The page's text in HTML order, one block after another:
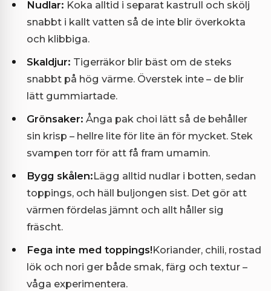
Nudlar: Koka alltid i separat kastrull och skölj
snabbt i kallt vatten så de inte blir överkokta
och klibbiga.
Skaldjur: Tigerräkor blir bäst om de steks
snabbt på hög värme. Överstek inte – de blir
lätt gummiartade.
Grönsaker: Ånga pak choi lätt så de behåller
sin krisp – hellre lite för lite än för mycket. Stek
svampen torr för att få fram umamin.
Bygg skålen:Lägg alltid nudlar i botten, sedan
toppings, och häll buljongen sist. Det gör att
värmen fördelas jämnt och allt håller sig
fräscht.
Fega inte med toppings!Koriander, chili, rostad
lök och nori ger både smak, färg och textur –
våga experimentera.